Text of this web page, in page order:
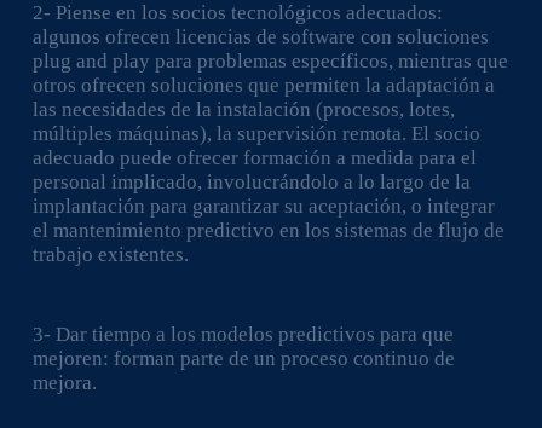
2- Piense en los socios tecnológicos adecuados:
algunos ofrecen licencias de software con soluciones
plug and play para problemas específicos, mientras que
otros ofrecen soluciones que permiten la adaptación a
las necesidades de la instalación (procesos, lotes,
múltiples máquinas), la supervisión remota. El socio
adecuado puede ofrecer formación a medida para el
personal implicado, involucrándolo a lo largo de la
implantación para garantizar su aceptación, o integrar
el mantenimiento predictivo en los sistemas de flujo de
trabajo existentes.
3- Dar tiempo a los modelos predictivos para que
mejoren: forman parte de un proceso continuo de
mejora.